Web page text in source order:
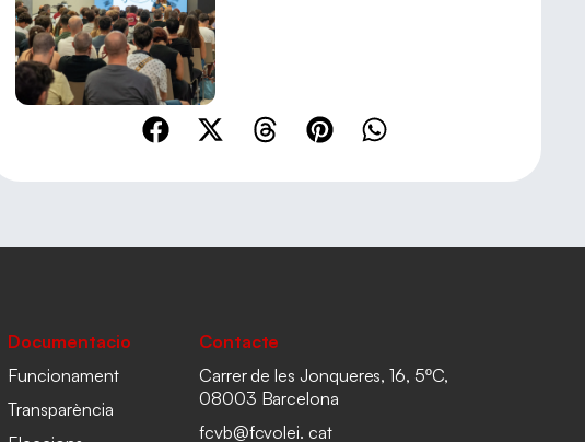
Documentacio
Funcionament
Transparència
Contacte
Carrer de les Jonqueres, 16, 5ºC,
08003 Barcelona
fcvb@fcvolei. cat